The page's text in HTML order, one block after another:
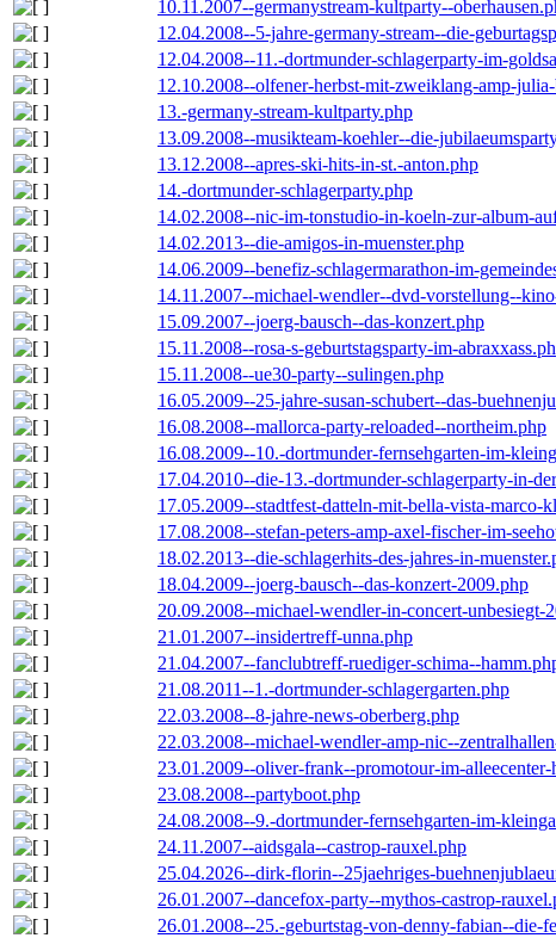
10.11.2007--germanystream-kultparty--
12.04.2008--5-jahre-germany-stream--die-
12.04.2008--11.-dortmunder-schlagerparty-im-
12.10.2008--olfener-herbst-mit-zweiklang-amp-
13.-germany-stream-kultparty.php
13.09.2008--musikteam-koehler--die-
13.12.2008--apres-ski-hits-in-st.-anton.php
14.-dortmunder-schlagerparty.php
14.02.2008--nic-im-tonstudio-in-koeln-zur-album-
14.02.2013--die-amigos-in-muenster.php
14.06.2009--benefiz-schlagermarathon-im-
14.11.2007--michael-wendler--dvd-vorstellung--
15.09.2007--joerg-bausch--das-konzert.php
15.11.2008--rosa-s-geburtstagsparty-im-
15.11.2008--ue30-party--sulingen.php
16.05.2009--25-jahre-susan-schubert--das-
16.08.2008--mallorca-party-reloaded--northeim.php
16.08.2009--10.-dortmunder-fernsehgarten-im-
17.04.2010--die-13.-dortmunder-schlagerparty-in-
17.05.2009--stadtfest-datteln-mit-bella-vista-marco-
17.08.2008--stefan-peters-amp-axel-fischer-im-
18.02.2013--die-schlagerhits-des-jahres-in-
18.04.2009--joerg-bausch--das-konzert-2009.php
20.09.2008--michael-wendler-in-concert-unbesiegt-
21.01.2007--insidertreff-unna.php
21.04.2007--fanclubtreff-ruediger-schima--
21.08.2011--1.-dortmunder-schlagergarten.php
22.03.2008--8-jahre-news-oberberg.php
22.03.2008--michael-wendler-amp-nic--
23.01.2009--oliver-frank--promotour-im-alleecenter-
23.08.2008--partyboot.php
24.08.2008--9.-dortmunder-fernsehgarten-im-
24.11.2007--aidsgala--castrop-rauxel.php
25.04.2026--dirk-florin--25jaehriges-
26.01.2007--dancefox-party--mythos-castrop-
26.01.2008--25.-geburtstag-von-denny-fabian--die-